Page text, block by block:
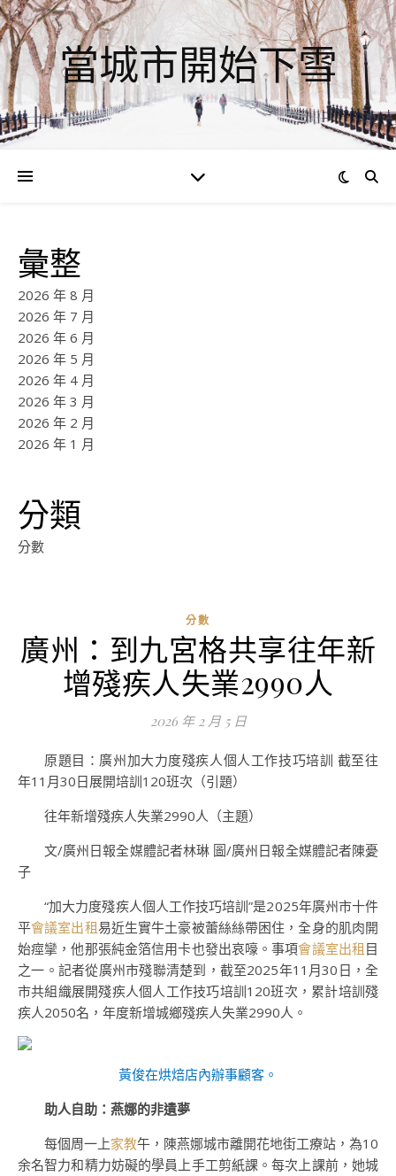
當城市開始下雪
彙整
2026 年 8 月
2026 年 7 月
2026 年 6 月
2026 年 5 月
2026 年 4 月
2026 年 3 月
2026 年 2 月
2026 年 1 月
分類
分數
分數
廣州：到九宮格共享往年新
增殘疾人失業2990人
2026 年 2 月 5 日
原題目：廣州加大力度殘疾人個人工作技巧培訓 截至往
年11月30日展開培訓120班次（引題）
往年新增殘疾人失業2990人（主題）
文/廣州日報全媒體記者林琳 圖/廣州日報全媒體記者陳憂
子
“加大力度殘疾人個人工作技巧培訓”是2025年廣州市十件
平會議室出租易近生實牛土豪被蕾絲絲帶困住，全身的肌肉開
始痙攣，他那張純金箔信用卡也發出哀嚎。事項會議室出租 目
之一。記者從廣州市殘聯清楚到，截至2025年11月30日，全
市共組織展開殘疾人個人工作技巧培訓120班次，累計培訓殘
疾人2050名，年度新增城鄉殘疾人失業2990人。
黃俊在烘焙店內辦事顧客。
助人自助：燕娜的非遺夢
每個周一上家教午，陳燕娜城市離開花地街工療站，為10
余名智力和精力妨礙的學員上手工剪紙課。每次上課前，她城